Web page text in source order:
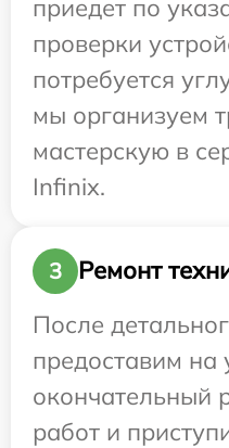
приедет по
проверки
потребуется
мы организуем
мастерскую в
Infinix.
3
Ремонт
После
предоставим на
окончательный
работ и